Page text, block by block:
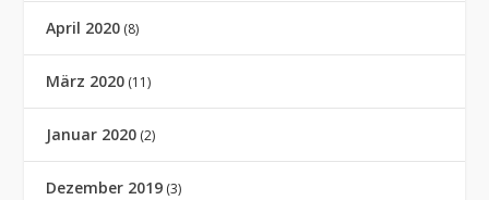
April 2020 (8)
März 2020 (11)
Januar 2020 (2)
Dezember 2019 (3)